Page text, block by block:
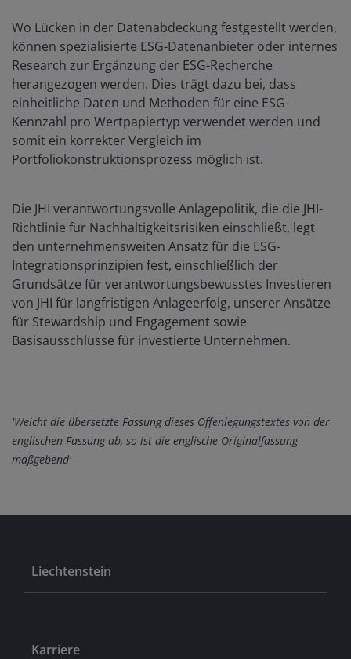
Wo Lücken in der Datenabdeckung festgestellt werden,
können spezialisierte ESG-Datenanbieter oder internes
Research zur Ergänzung der ESG-Recherche
herangezogen werden. Dies trägt dazu bei, dass
einheitliche Daten und Methoden für eine ESG-
Kennzahl pro Wertpapiertyp verwendet werden und
somit ein korrekter Vergleich im
Portfoliokonstruktionsprozess möglich ist.
Die JHI verantwortungsvolle Anlagepolitik, die die JHI-
Richtlinie für Nachhaltigkeitsrisiken einschließt, legt
den unternehmensweiten Ansatz für die ESG-
Integrationsprinzipien fest, einschließlich der
Grundsätze für verantwortungsbewusstes Investieren
von JHI für langfristigen Anlageerfolg, unserer Ansätze
für Stewardship und Engagement sowie
Basisausschlüsse für investierte Unternehmen.
'Weicht die übersetzte Fassung dieses Offenlegungstextes von der
englischen Fassung ab, so ist die englische Originalfassung
maßgebend'
Liechtenstein
Karriere